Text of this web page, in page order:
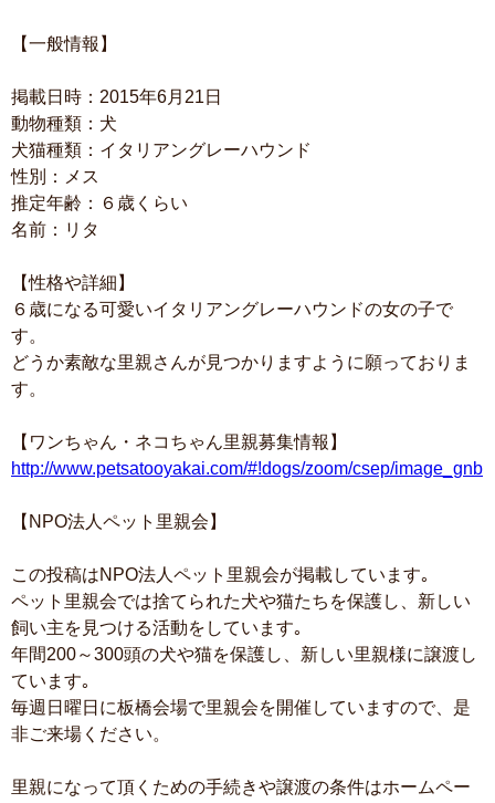
【一般情報】
掲載日時：2015年6月21日
動物種類：犬
犬猫種類：イタリアングレーハウンド
性別：メス
推定年齢：６歳くらい
名前：リタ
【性格や詳細】
６歳になる可愛いイタリアングレーハウンドの女の子で
す。
どうか素敵な里親さんが見つかりますように願っておりま
す。
【ワンちゃん・ネコちゃん里親募集情報】
http://www.petsatooyakai.com/#!dogs/zoom/csep/image_gnb
【NPO法人ペット里親会】
この投稿はNPO法人ペット里親会が掲載しています｡
ペット里親会では捨てられた犬や猫たちを保護し、新しい
飼い主を見つける活動をしています｡
年間200～300頭の犬や猫を保護し、新しい里親様に譲渡し
ています｡
毎週日曜日に板橋会場で里親会を開催していますので、是
非ご来場ください。
里親になって頂くための手続きや譲渡の条件はホームペー